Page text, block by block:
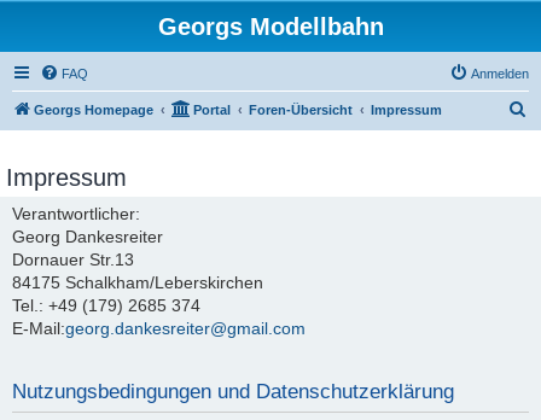
Georgs Modellbahn
FAQ Anmelden
Georgs Homepage Portal Foren-Übersicht Impressum
Impressum
Verantwortlicher:
Georg Dankesreiter
Dornauer Str.13
84175 Schalkham/Leberskirchen
Tel.: +49 (179) 2685 374
E-Mail:georg.dankesreiter@gmail.com
Nutzungsbedingungen und Datenschutzerklärung